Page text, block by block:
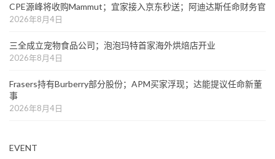
CPE源峰将收购Mammut；宜家接入京东秒送；阿迪达斯任命财务官
2026年8月4日
三全成立宠物食品公司；泡泡玛特首家海外烘焙店开业
2026年8月4日
Frasers持有Burberry部分股份；APM买家浮现；达能提议任命新董
事
2026年8月4日
EVENT